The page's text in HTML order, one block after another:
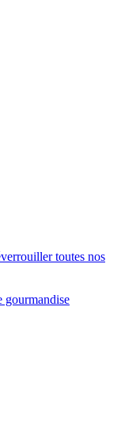
toutes nos
gourmandise